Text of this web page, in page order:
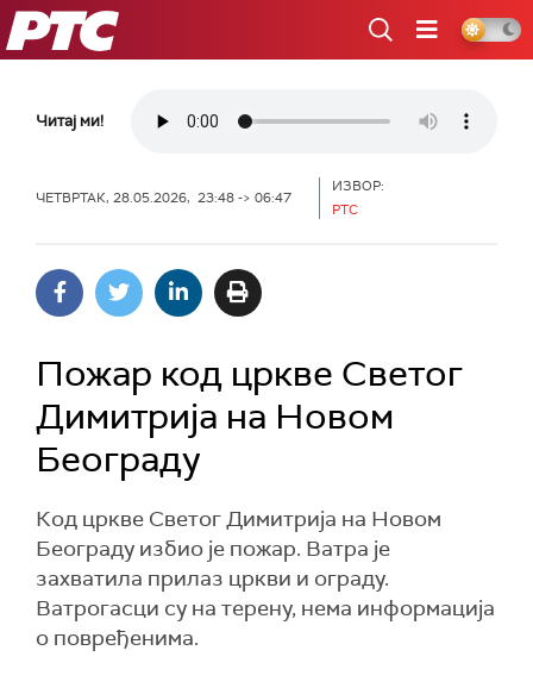
РТС
Читај ми!
ЧЕТВРТАК, 28.05.2026, 23:48 -> 06:47
ИЗВОР:
РТС
Пожар код цркве Светог
Димитрија на Новом
Београду
Код цркве Светог Димитрија на Новом
Београду избио је пожар. Ватра је
захватила прилаз цркви и ограду.
Ватрогасци су на терену, нема информација
о повређенима.